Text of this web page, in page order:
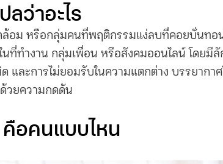
ว่าอะไร
อม หรือกลุ่มคนที่พฤติกรรมแง่ลบที่คอยบั่นทอน
นที่ทำงาน กลุ่มเพื่อน หรือสังคมออนไลน์ โดยมี
และการไม่ยอมรับในความแตกต่าง บรรยากา
ด้วยความกดดัน
อคนแบบไหน